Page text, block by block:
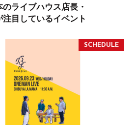
ライブハウス店長・
注目しているイベント